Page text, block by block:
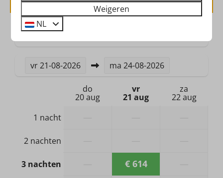
Tuinmeubels
Parkeerplaats: 1
Veiligheid
Brandblusser
Verwarming & Verkoeling
2 gasten
vr21-08-2026 ma 24-08-2026
do
20 aug
vr
21 aug
za
22 aug
1 nacht
2 nachten
3 nachten € 614
Weigeren
NL